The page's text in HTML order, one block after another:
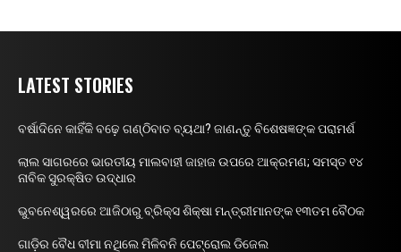
LATEST STORIES
ବର୍ଷାଦିନେ କାହିଁକି ବଢ଼େ ଗଣ୍ଠିବାତ ବ୍ୟଥା? ଜାଣନ୍ତୁ ବିଶେଷଜ୍ଞଙ୍କ ପରାମର୍ଶ
ଲାଲ ସାଗରରେ ଭାରତୀୟ ମାଲବାହୀ ଜାହାଜ ଉପରେ ଆକ୍ରମଣ; ସମସ୍ତ ୧୪
ନାବିକ ସୁରକ୍ଷିତ ଉଦ୍ଧାର
ଭୁବନେଶ୍ୱରରେ ଆଜିଠାରୁ ବ୍ରିକ୍ସ ଶିକ୍ଷା ମନ୍ତ୍ରୀମାନଙ୍କ ୧୩ତମ ବୈଠକ
ଗାଡ଼ିର ବୈଧ ବୀମା ନଥିଲେ ମିଳିବନି ପେଟ୍ରୋଲ ଡିଜେଲ